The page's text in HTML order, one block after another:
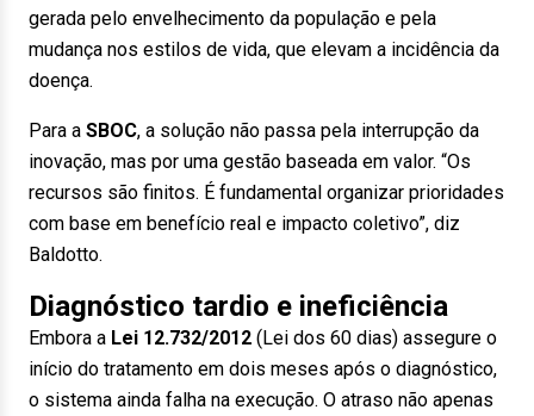
gerada pelo envelhecimento da população e pela
mudança nos estilos de vida, que elevam a incidência da
doença.
Para a SBOC, a solução não passa pela interrupção da
inovação, mas por uma gestão baseada em valor. “Os
recursos são finitos. É fundamental organizar prioridades
com base em benefício real e impacto coletivo”, diz
Baldotto.
Diagnóstico tardio e ineficiência
Embora a Lei 12.732/2012 (Lei dos 60 dias) assegure o
início do tratamento em dois meses após o diagnóstico,
o sistema ainda falha na execução. O atraso não apenas